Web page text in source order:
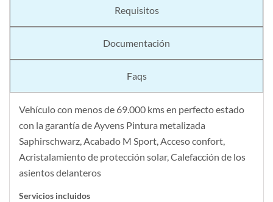
Requisitos
Documentación
Faqs
Vehículo con menos de 69.000 kms en perfecto estado
con la garantía de Ayvens Pintura metalizada
Saphirschwarz, Acabado M Sport, Acceso confort,
Acristalamiento de protección solar, Calefacción de los
asientos delanteros
Servicios incluidos